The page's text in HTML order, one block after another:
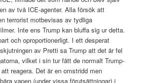
av två ICE-agenter. Alla försök att
terrorist motbevisas av tydliga
Inte ens Trump kan bluffa sig ur detta.
och oproportionerligt. I ett desperat
av Pretti sa Trump att det är fel
vilket i sin tur fått de normalt Trump-
reagera. Det är en omstridd men
vapen (under vissa förutsättningar) i